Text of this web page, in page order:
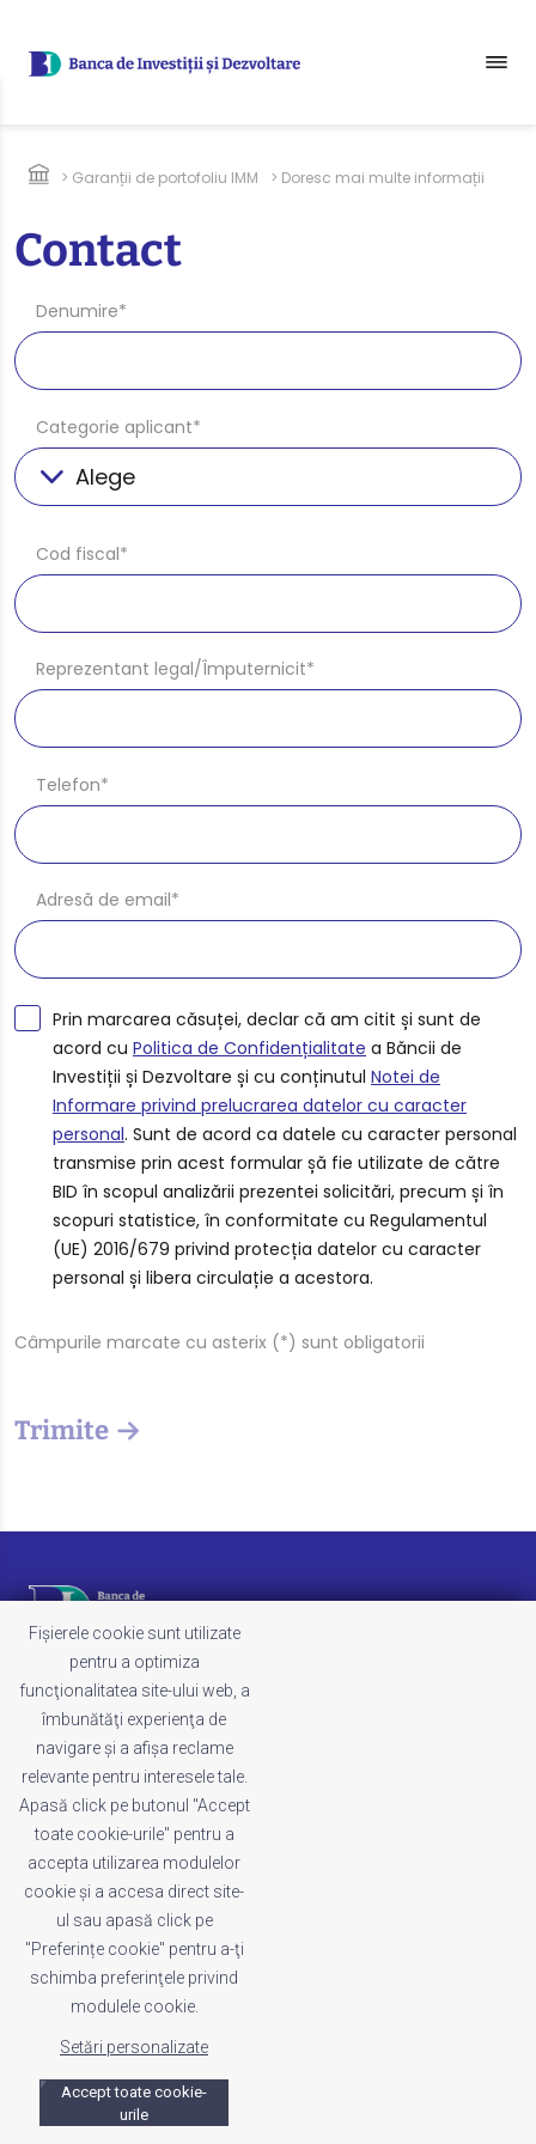
Breadcrumb
> Garanții de portofoliu IMM > Doresc mai multe informații
Contact
Denumire*
Categorie aplicant*
Alege
Cod fiscal*
Reprezentant legal/Împuternicit*
Telefon*
Adresă de email*
Prin marcarea căsuței, declar că am citit și sunt de
acord cu Politica de Confidențialitate a Băncii de
Investiții și Dezvoltare și cu conținutul Notei de
Informare privind prelucrarea datelor cu caracter
personal. Sunt de acord ca datele cu caracter personal
transmise prin acest formular șă fie utilizate de către
BID în scopul analizării prezentei solicitări, precum și în
scopuri statistice, în conformitate cu Regulamentul
(UE) 2016/679 privind protecția datelor cu caracter
personal și libera circulație a acestora.
Câmpurile marcate cu asterix (*) sunt obligatorii
LEGAL
Termeni și condiții
Politica de cookies
Politica de confidențialitate
Whistleblowing
Reclamații
INDEX
Acasă
Despre noi
Copyright BID 2026
Fișierele cookie sunt utilizate
pentru a optimiza
funcţionalitatea site-ului web, a
îmbunătăţi experienţa de
navigare şi a afişa reclame
relevante pentru interesele tale.
Apasă click pe butonul "Accept
toate cookie-urile" pentru a
accepta utilizarea modulelor
cookie şi a accesa direct site-
ul sau apasă click pe
"Preferințe cookie" pentru a-ţi
schimba preferinţele privind
modulele cookie.
Setări personalizate
Accept toate cookie-
urile